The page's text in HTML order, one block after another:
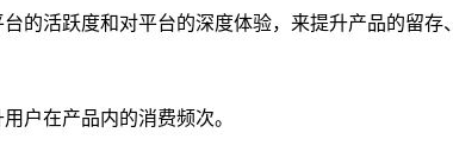
的活跃度和对平台的深度体验，来提升产品的留存
户在产品内的消费频次。